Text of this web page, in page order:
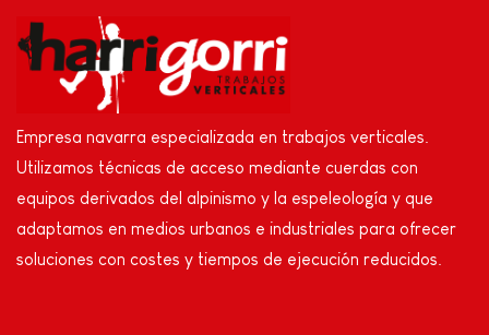
Empresa navarra especializada en trabajos verticales.
Utilizamos técnicas de acceso mediante cuerdas con
equipos derivados del alpinismo y la espeleología y que
adaptamos en medios urbanos e industriales para ofrecer
soluciones con costes y tiempos de ejecución reducidos.